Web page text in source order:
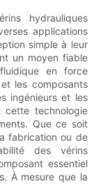
hydrauliques
applications
simple à leur
un moyen fiable
en force
les composants
ingénieurs et les
cette technologie
Que ce soit
fabrication ou de
des vérins
essentiel
À mesure que la